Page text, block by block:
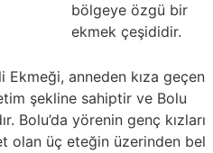
bölgeye özgü bir
ekmek çeşididir.
anneden kıza geçen
şekline sahiptir ve Bolu
Bolu’da yörenin genç kızları
olan üç eteğin üzerinden bel